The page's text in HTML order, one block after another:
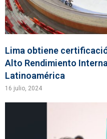
Lima obtiene
Alto Rendimiento
Latinoamérica
16 julio, 2024